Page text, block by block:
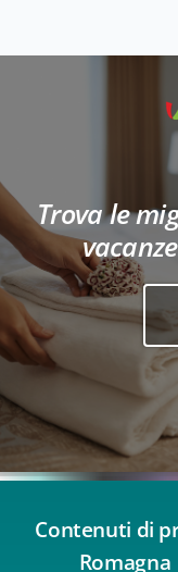
Trova le
Contenuti di